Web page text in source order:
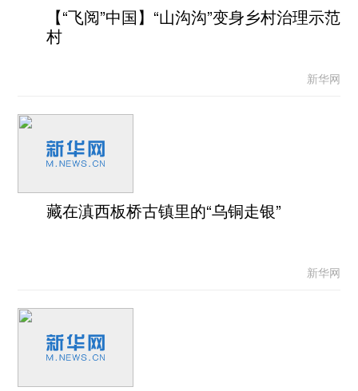
【“飞阅”中国】“山沟沟”变身乡村治理示范
村
新华网
藏在滇西板桥古镇里的“乌铜走银”
新华网